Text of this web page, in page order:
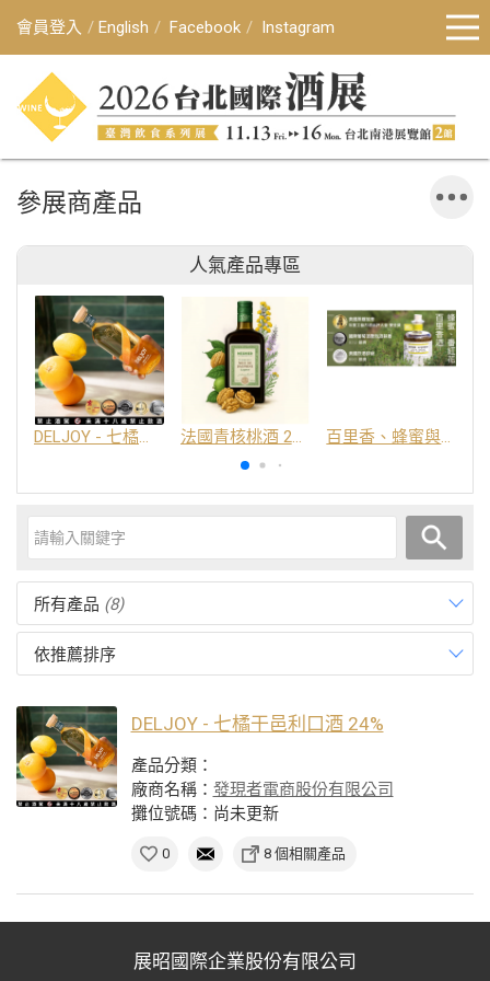
會員登入 English Facebook Instagram
參展商產品
人氣產品專區
DELJOY - 七橘干邑利口酒 24% 法國青核桃酒 25% 百里香、蜂蜜與番紅花酒
所有產品 (8)
依推薦排序
DELJOY - 七橘干邑利口酒 24%
產品分類：
廠商名稱： 發現者電商股份有限公司
攤位號碼：尚未更新
0 8 個相關產品
展昭國際企業股份有限公司